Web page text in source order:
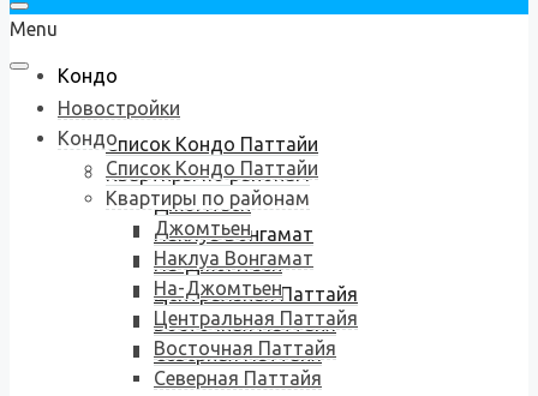
Кондо
Список Кондо Паттайи
Квартиры по районам
Джомтьен
Наклуа Вонгамат
На-Джомтьен
Центральная Паттайя
Восточная Паттайя
Северная Паттайя
Menu
Новостройки
Кондо
Список Кондо Паттайи
Квартиры по районам
Джомтьен
Наклуа Вонгамат
На-Джомтьен
Центральная Паттайя
Восточная Паттайя
Северная Паттайя